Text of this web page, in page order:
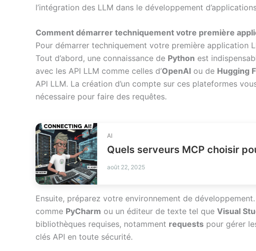
l’intégration des LLM dans le développement
Comment démarrer techniquement votre première
Pour démarrer techniquement votre première application
Tout d’abord, une connaissance de Python est
avec les API LLM comme celles d’OpenAI ou de Hugging
API LLM. La création d’un compte sur ces plateformes
nécessaire pour faire des requêtes.
AI
Quels serveurs MCP choisir
août 22, 2025
Ensuite, préparez votre environnement de
comme PyCharm ou un éditeur de texte tel que Visual
bibliothèques requises, notamment requests pour gérer
clés API en toute sécurité.